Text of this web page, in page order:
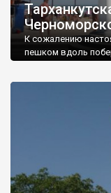
К сожалению
пешком вдоль